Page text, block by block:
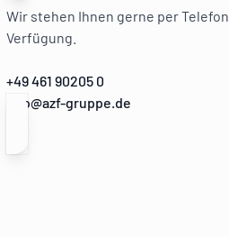
Wir stehen Ihnen gerne per
Verfügung.
+49 461 90205 0
info@azf-gruppe.de